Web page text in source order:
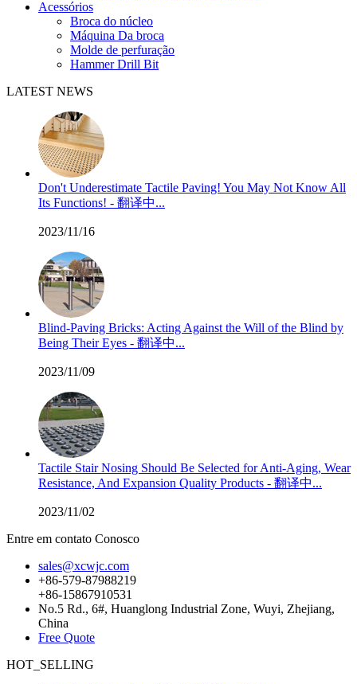
Acessórios
Broca do núcleo
Máquina Da broca
Molde de perfuração
Hammer Drill Bit
LATEST NEWS
Don't Underestimate Tactile Paving! You May Not Know All
Its Functions! - 翻译中...
2023/11/16
Blind-Paving Bricks: Acting Against the Will of the Blind by
Being Their Eyes - 翻译中...
2023/11/09
Tactile Stair Nosing Should Be Selected for Anti-Aging, Wear
Resistance, And Expansion Quality Products - 翻译中...
2023/11/02
Entre em contato Conosco
sales@xcwjc.com
+86-579-87988219
+86-15867910531
No.5 Rd., 6#, Huanglong Industrial Zone, Wuyi, Zhejiang,
China
Free Quote
HOT_SELLING